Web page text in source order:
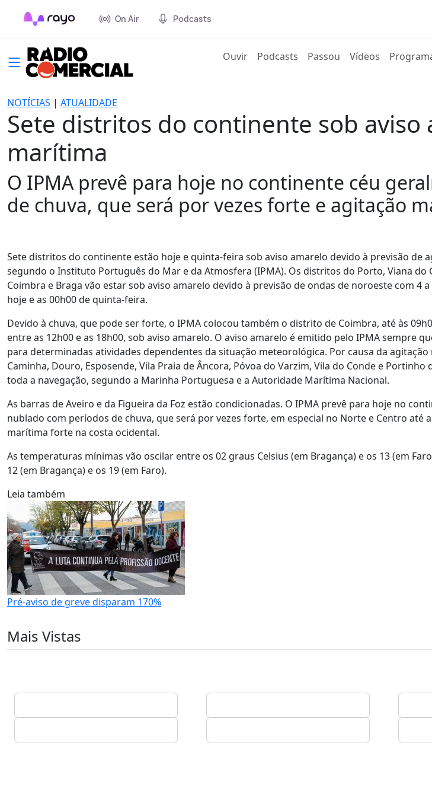
On Air Podcasts
Ouvir(current)
Podcasts Passou Vídeos
NOTÍCIAS | ATUALIDADE
Sete distritos do continente sob aviso
marítima
O IPMA prevê para hoje no continente céu
de chuva, que será por vezes forte e agitação
Sete distritos do continente estão hoje e quinta-feira sob aviso amarelo devido à previsão de
segundo o Instituto Português do Mar e da Atmosfera (IPMA). Os distritos do Porto, Viana do
Coimbra e Braga vão estar sob aviso amarelo devido à previsão de ondas de noroeste com 4
hoje e as 00h00 de quinta-feira.
Devido à chuva, que pode ser forte, o IPMA colocou também o distrito de Coimbra, até às
entre as 12h00 e as 18h00, sob aviso amarelo. O aviso amarelo é emitido pelo IPMA sempre
para determinadas atividades dependentes da situação meteorológica. Por causa da
Caminha, Douro, Esposende, Vila Praia de Âncora, Póvoa do Varzim, Vila do Conde e Portinho
toda a navegação, segundo a Marinha Portuguesa e a Autoridade Marítima Nacional.
As barras de Aveiro e da Figueira da Foz estão condicionadas. O IPMA prevê para hoje no
nublado com períodos de chuva, que será por vezes forte, em especial no Norte e Centro até
marítima forte na costa ocidental.
As temperaturas mínimas vão oscilar entre os 02 graus Celsius (em Bragança) e os 13 (em
12 (em Bragança) e os 19 (em Faro).
Leia também
Pré-aviso de greve disparam 170%
Mais Vistas